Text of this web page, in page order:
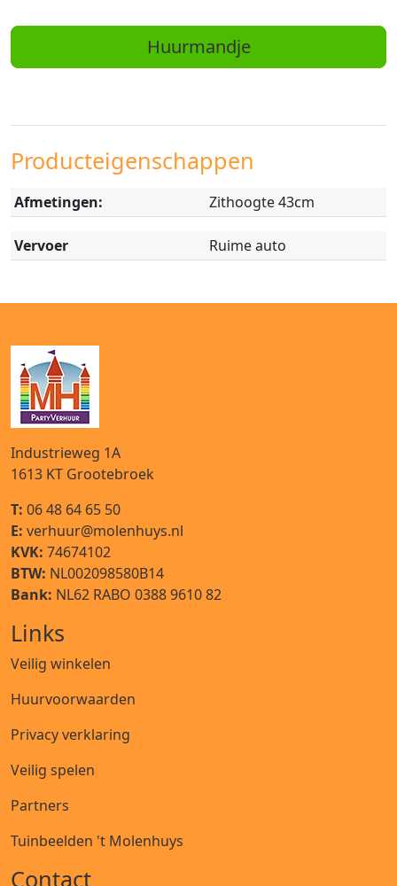
Huurmandje
Producteigenschappen
Afmetingen: Zithoogte 43cm
Vervoer Ruime auto
Industrieweg 1A
1613 KT Grootebroek
T: 06 48 64 65 50
E: verhuur@molenhuys.nl
KVK: 74674102
BTW: NL002098580B14
Bank: NL62 RABO 0388 9610 82
Links
Veilig winkelen
Huurvoorwaarden
Privacy verklaring
Veilig spelen
Partners
Tuinbeelden 't Molenhuys
Contact